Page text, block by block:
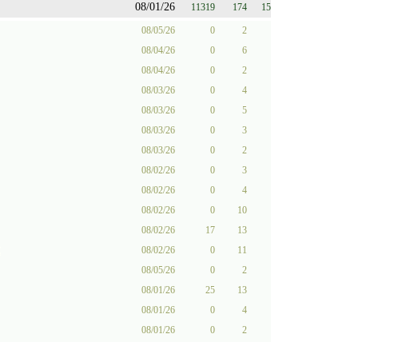
08/01/26 11319 174 15
08/05/26 0 2
08/04/26 0 6
08/04/26 0 2
08/03/26 0 4
08/03/26 0 5
08/03/26 0 3
08/03/26 0 2
08/02/26 0 3
08/02/26 0 4
08/02/26 0 10
08/02/26 17 13
08/02/26 0 11
08/05/26 0 2
08/01/26 25 13
08/01/26 0 4
08/01/26 0 2